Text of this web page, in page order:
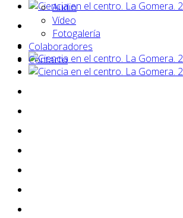
Audio
Vídeo
Fotogalería
Colaboradores
Contacto